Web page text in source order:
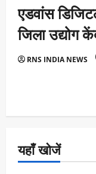
एडवांस
जिला उद्योग
RNS INDIA NEWS
यहाँ खोजें